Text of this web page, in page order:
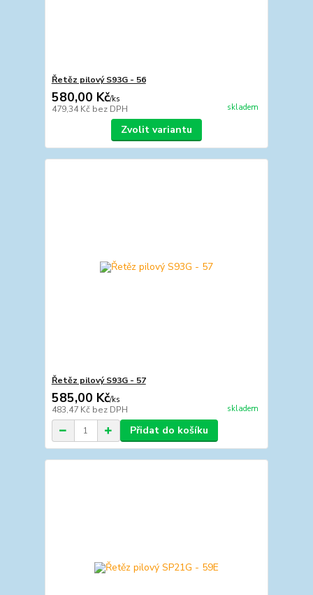
Řetěz pilový S93G - 56
580,00 Kč/ks
479,34 Kč bez DPH skladem
Zvolit variantu
Řetěz pilový S93G - 57
585,00 Kč/ks
483,47 Kč bez DPH skladem
Přidat do košíku